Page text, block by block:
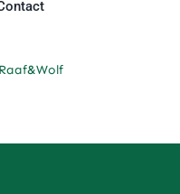
Raaf&Wolf